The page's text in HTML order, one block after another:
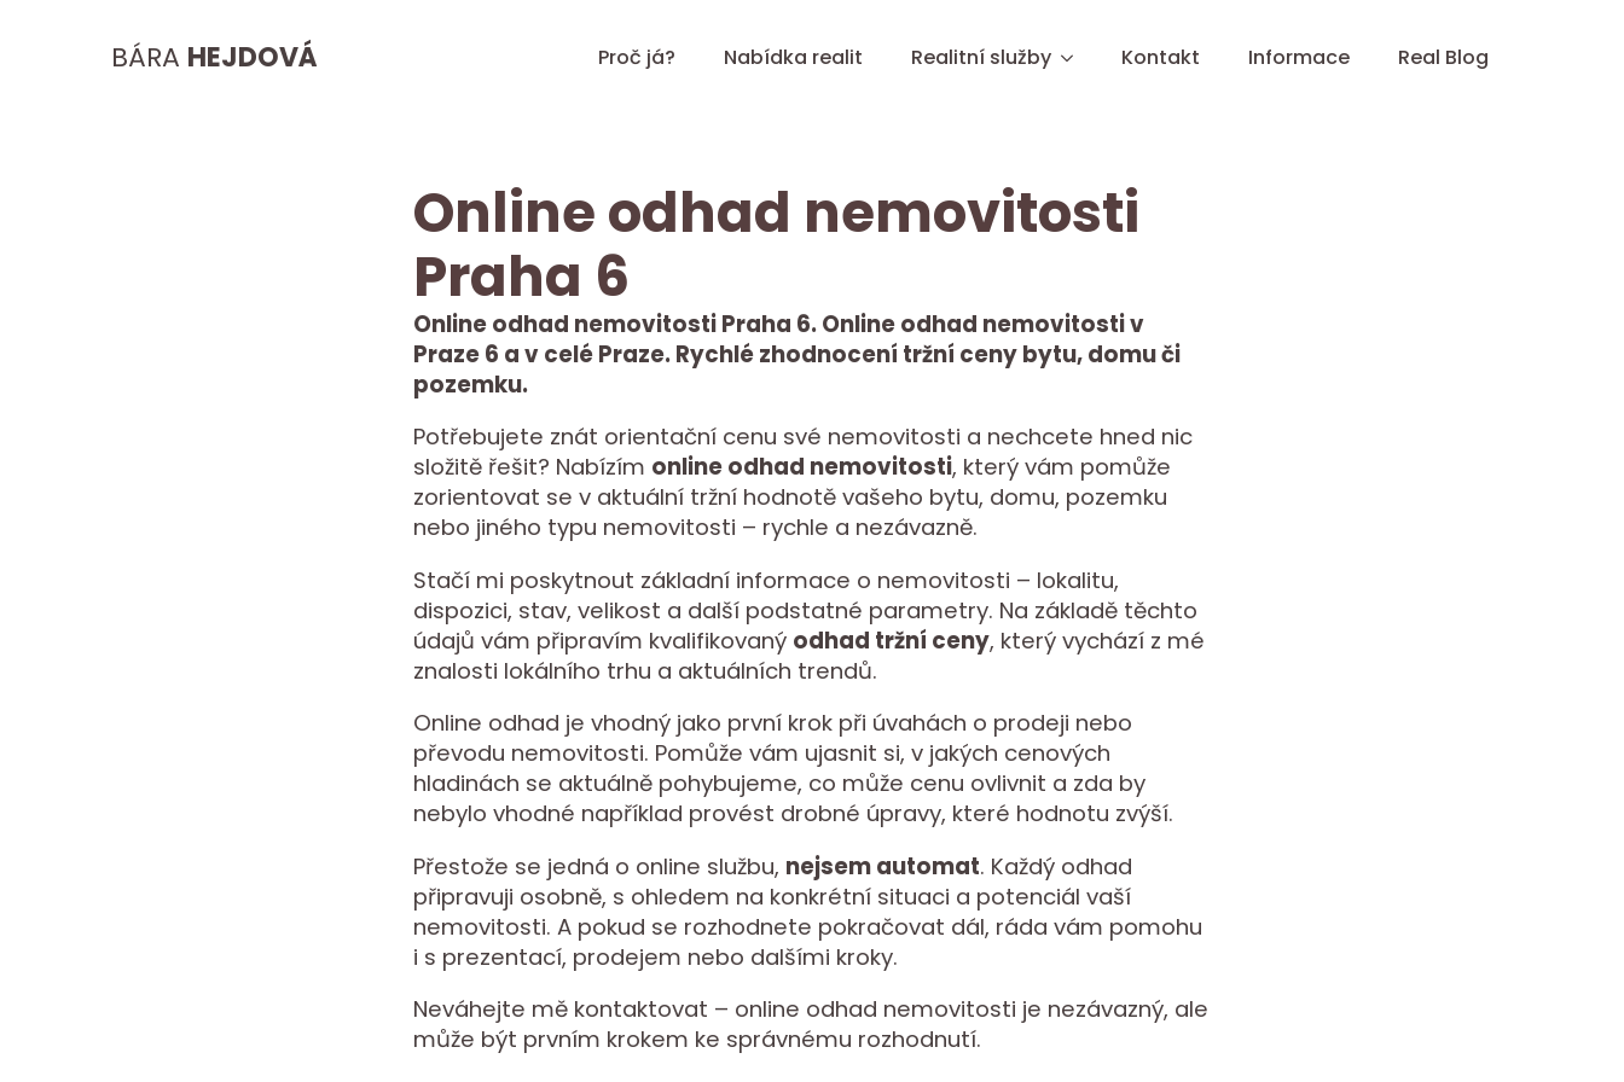
BÁRA HEJDOVÁ Proč já? Nabídka realit Realitní služby Kontakt Informace Real Blog
Online odhad nemovitosti
Praha 6
Online odhad nemovitosti Praha 6. Online odhad nemovitosti v
Praze 6 a v celé Praze. Rychlé zhodnocení tržní ceny bytu, domu či
pozemku.
Potřebujete znát orientační cenu své nemovitosti a nechcete hned nic
složitě řešit? Nabízím online odhad nemovitosti, který vám pomůže
zorientovat se v aktuální tržní hodnotě vašeho bytu, domu, pozemku
nebo jiného typu nemovitosti – rychle a nezávazně.
Stačí mi poskytnout základní informace o nemovitosti – lokalitu,
dispozici, stav, velikost a další podstatné parametry. Na základě těchto
údajů vám připravím kvalifikovaný odhad tržní ceny, který vychází z mé
znalosti lokálního trhu a aktuálních trendů.
Online odhad je vhodný jako první krok při úvahách o prodeji nebo
převodu nemovitosti. Pomůže vám ujasnit si, v jakých cenových
hladinách se aktuálně pohybujeme, co může cenu ovlivnit a zda by
nebylo vhodné například provést drobné úpravy, které hodnotu zvýší.
Přestože se jedná o online službu, nejsem automat. Každý odhad
připravuji osobně, s ohledem na konkrétní situaci a potenciál vaší
nemovitosti. A pokud se rozhodnete pokračovat dál, ráda vám pomohu
i s prezentací, prodejem nebo dalšími kroky.
Neváhejte mě kontaktovat – online odhad nemovitosti je nezávazný, ale
může být prvním krokem ke správnému rozhodnutí.